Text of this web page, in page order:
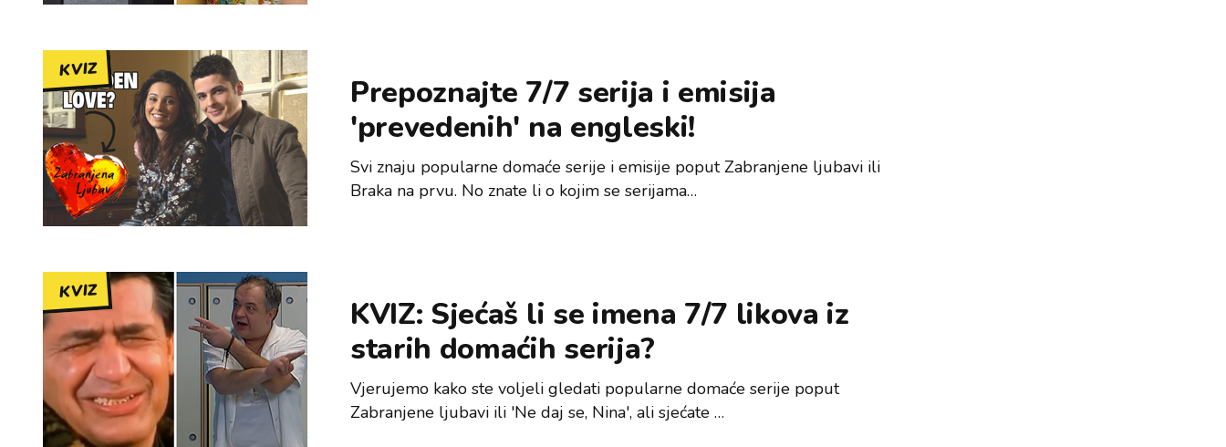
KVIZ
Prepoznajte 7/7 serija i emisija
'prevedenih' na engleski!
Svi znaju popularne domaće serije i emisije poput Zabranjene ljubavi ili
Braka na prvu. No znate li o kojim se serijama…
KVIZ
KVIZ: Sjećaš li se imena 7/7 likova iz
starih domaćih serija?
Vjerujemo kako ste voljeli gledati popularne domaće serije poput
Zabranjene ljubavi ili 'Ne daj se, Nina', ali sjećate …